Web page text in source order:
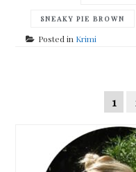
SNEAKY PIE BROWN
Posted in Krimi
Beiträge
1